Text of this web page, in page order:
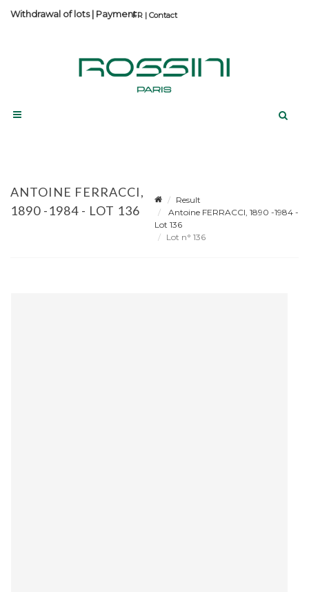
Contact
Withdrawal of lots| Payment
ANTOINE FERRACCI,
1890 -1984 - LOT 136
Result
Antoine FERRACCI, 1890 -1984 -
Lot 136
Lot n° 136